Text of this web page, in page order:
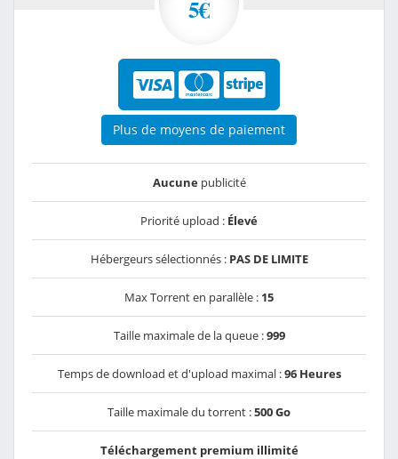
5€
Plus de moyens de paiement
Aucunepublicité
Priorité upload : Élevé
Hébergeurs sélectionnés : PAS DE LIMITE
Max Torrent en parallèle : 15
Taille maximale de la queue :999
Temps de download et d'upload maximal :96 Heures
Taille maximale du torrent :500 Go
Téléchargement premium illimité